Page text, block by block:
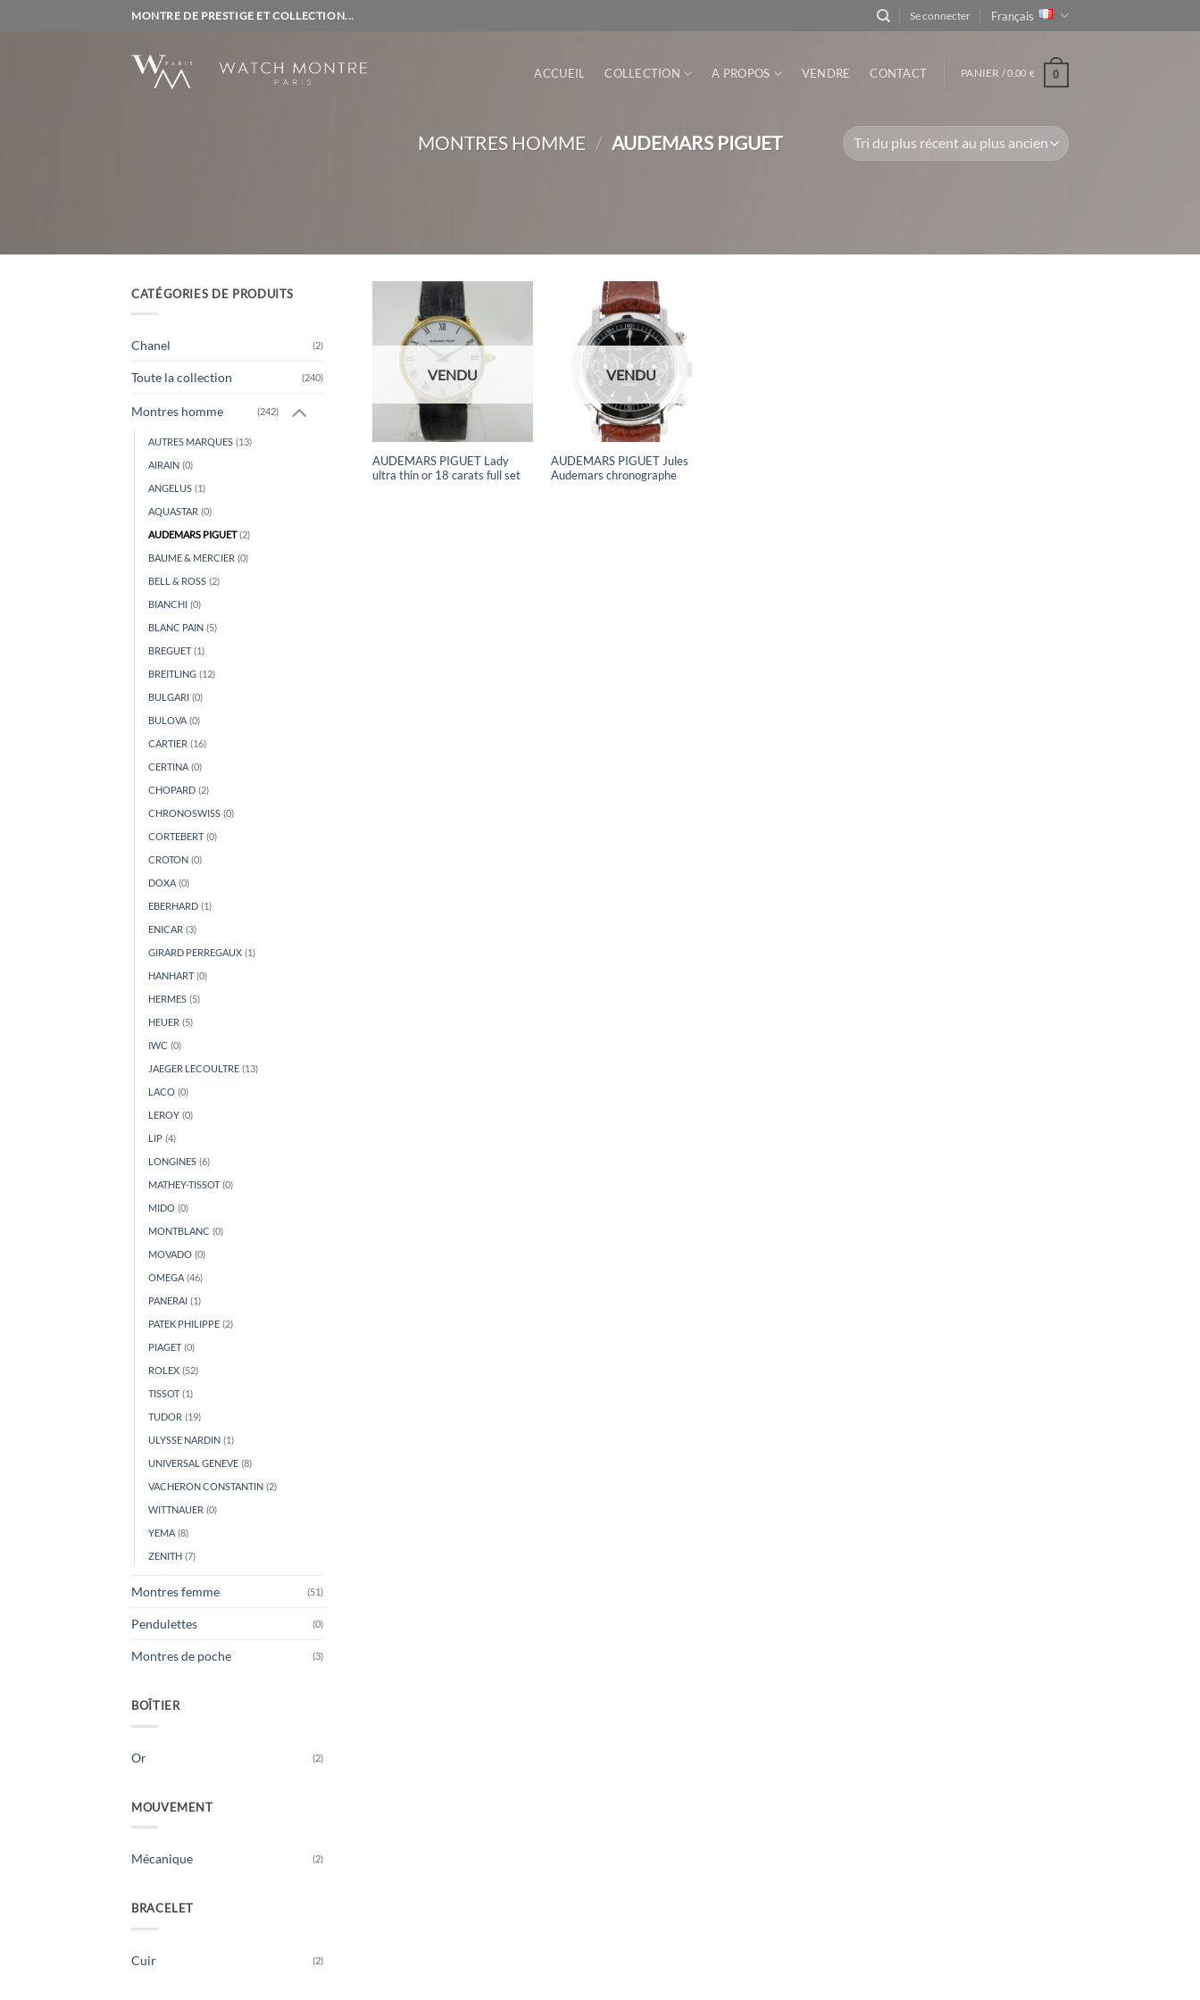
MONTRE DE PRESTIGE ET COLLECTION... Se connecter Français
ACCUEIL COLLECTION A PROPOS VENDRE CONTACT PANIER /0,00 € 0
MONTRES HOMME / AUDEMARS PIGUET
CATÉGORIES DE PRODUITS
Chanel (2)
Toute la collection (240)
Montres homme (242)
AUTRES MARQUES (13)
AIRAIN (0)
ANGELUS (1)
AQUASTAR (0)
AUDEMARS PIGUET (2)
BAUME & MERCIER (0)
BELL & ROSS (2)
BIANCHI (0)
BLANC PAIN (5)
BREGUET (1)
BREITLING (12)
BULGARI (0)
BULOVA (0)
CARTIER (16)
CERTINA (0)
CHOPARD (2)
CHRONOSWISS (0)
CORTEBERT (0)
CROTON (0)
DOXA (0)
EBERHARD (1)
ENICAR (3)
GIRARD PERREGAUX (1)
HANHART (0)
HERMES (5)
HEUER (5)
IWC (0)
JAEGER LECOULTRE (13)
LACO (0)
LEROY (0)
LIP (4)
LONGINES (6)
MATHEY-TISSOT (0)
MIDO (0)
MONTBLANC (0)
MOVADO (0)
OMEGA (46)
PANERAI (1)
PATEK PHILIPPE (2)
PIAGET (0)
ROLEX (52)
TISSOT (1)
TUDOR (19)
ULYSSE NARDIN (1)
UNIVERSAL GENEVE (8)
VACHERON CONSTANTIN (2)
WITTNAUER (0)
YEMA (8)
ZENITH (7)
Montres femme (51)
Pendulettes (0)
Montres de poche (3)
BOÎTIER
Or (2)
MOUVEMENT
Mécanique (2)
BRACELET
Cuir (2)
VENDU
AUDEMARS PIGUET Lady
ultra thin or 18 carats full set
VENDU
AUDEMARS PIGUET Jules
Audemars chronographe